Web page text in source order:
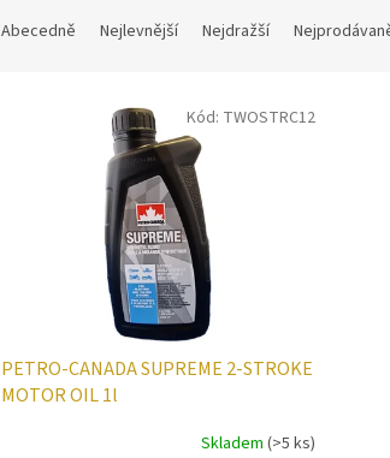
Abecedně Nejlevnější Nejdražší
PETRO-CANADA SUPREME 2-STROKE
MOTOR OIL 1l
Skladem (>5 ks)
Kód: TWOSTRC12